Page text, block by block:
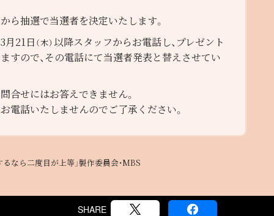
ら抽選で当選者を決定いたします。
月21日 （木） 以降スタッフからお電話し、プレゼント
すので、その電話にて当選者発表と替えさせてい
合せにはお答えできません。
電話いたしませんのでご了承ください。
なら二度目が上等」製作委員会・MBS
SHARE